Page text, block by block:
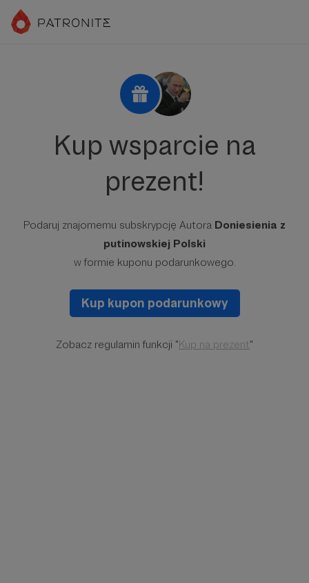
Kup wsparcie na
prezent!
Podaruj znajomemu subskrypcję Autora Doniesienia z
putinowskiej Polski
w formie kuponu podarunkowego.
Kup kupon podarunkowy
Zobacz regulamin funkcji "Kup na prezent"